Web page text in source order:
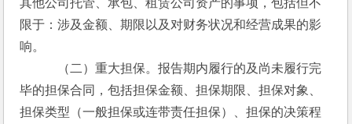
其他公司托管、承包、租赁公司资产的事项，包括但不
限于：涉及金额、期限以及对财务状况和经营成果的影
响。
（二）重大担保。报告期内履行的及尚未履行完
毕的担保合同，包括担保金额、担保期限、担保对象、
担保类型（一般担保或连带责任担保）、担保的决策程